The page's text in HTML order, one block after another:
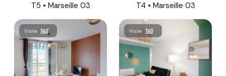
T5 • Marseille 03 T4 • Marseille 03
Visite Visite